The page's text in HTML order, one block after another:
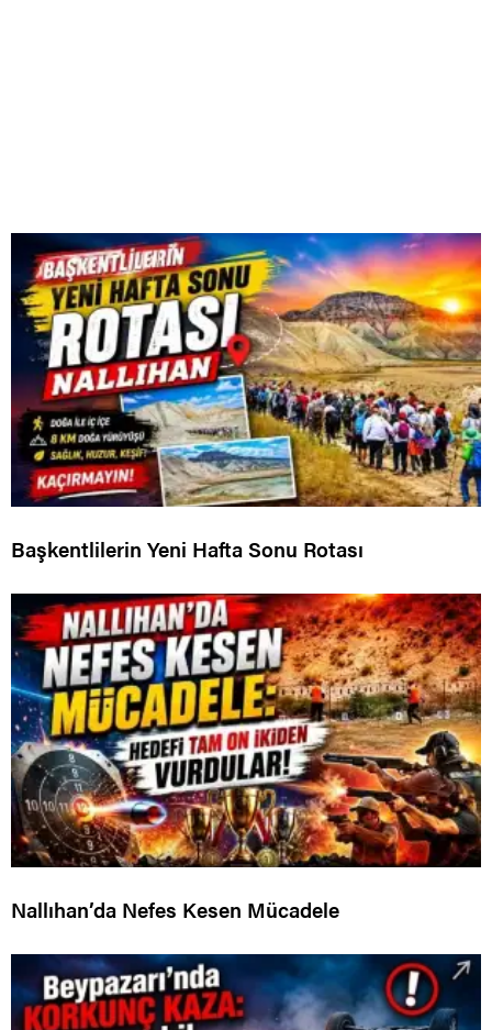
Başkentlilerin Yeni Hafta Sonu Rotası
Nallıhan’da Nefes Kesen Mücadele